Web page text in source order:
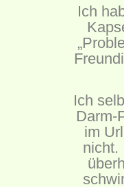
Ich
Ich
Darm-
im
nicht.